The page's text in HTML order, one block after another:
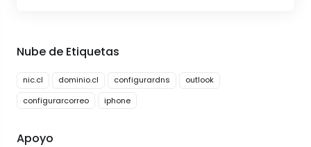
Nube de Etiquetas
nic.cl dominio.cl configurardns
outlook
configurarcorreo
iphone
Apoyo